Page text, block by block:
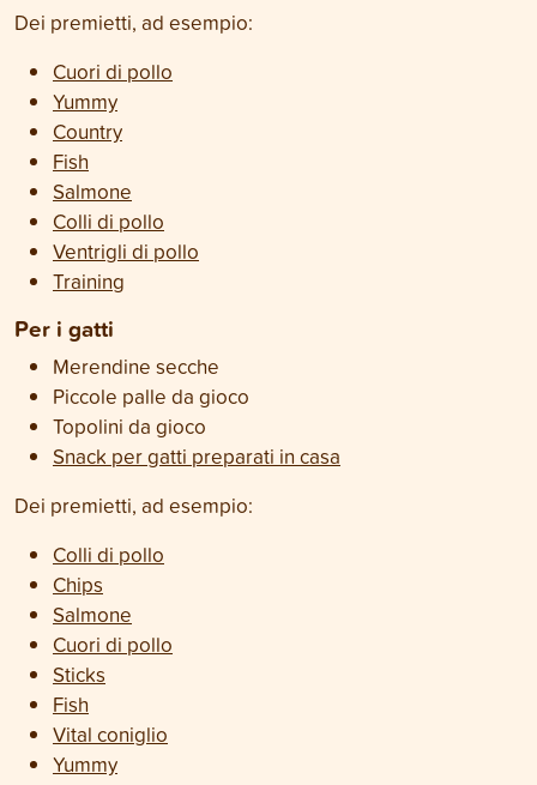
Dei premietti, ad esempio:
Cuori di pollo
Yummy
Country
Fish
Salmone
Colli di pollo
Ventrigli di pollo
Training
Per i gatti
Merendine secche
Piccole palle da gioco
Topolini da gioco
Snack per gatti preparati in casa
Dei premietti, ad esempio:
Colli di pollo
Chips
Salmone
Cuori di pollo
Sticks
Fish
Vital coniglio
Yummy